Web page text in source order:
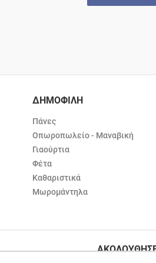
ΔΗΜΟΦΙΛΗ
Πάνες
Οπωροπωλείο - Μαναβική
Γιαούρτια
Φέτα
Καθαριστικά
Μωρομάντηλα